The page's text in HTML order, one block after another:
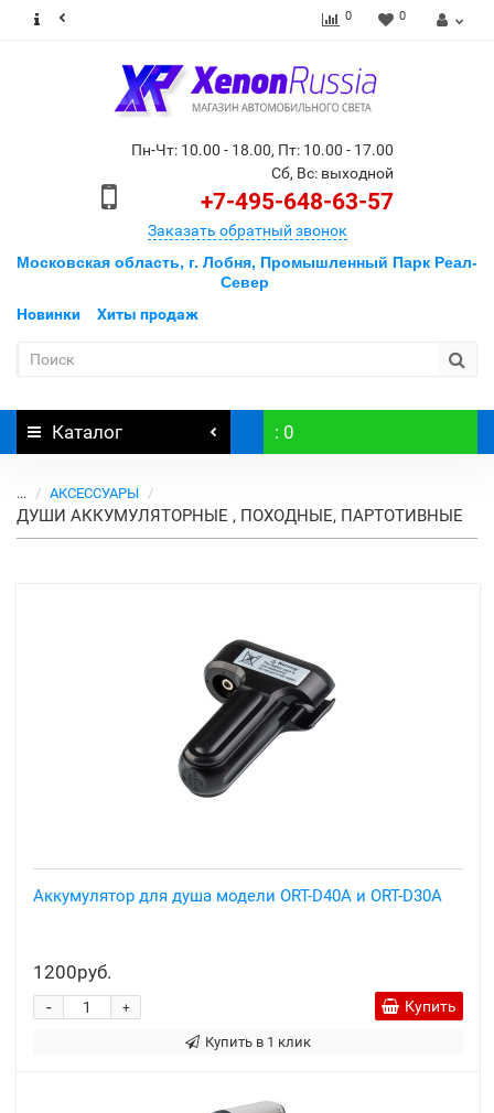
0 0
Пн-Чт: 10.00 - 18.00, Пт: 10.00 - 17.00
Сб, Вс: выходной
+7-495-648-63-57
Заказать обратный звонок
Московская область, г. Лобня, Промышленный Парк Реал-
Север
Новинки
Хиты продаж
Каталог : 0
... АКСЕССУАРЫ
ДУШИ АККУМУЛЯТОРНЫЕ , ПОХОДНЫЕ, ПАРТОТИВНЫЕ
Аккумулятор для душа модели ORT-D40A и ORT-D30A
1200руб.
+
- Купить
Купить в 1 клик